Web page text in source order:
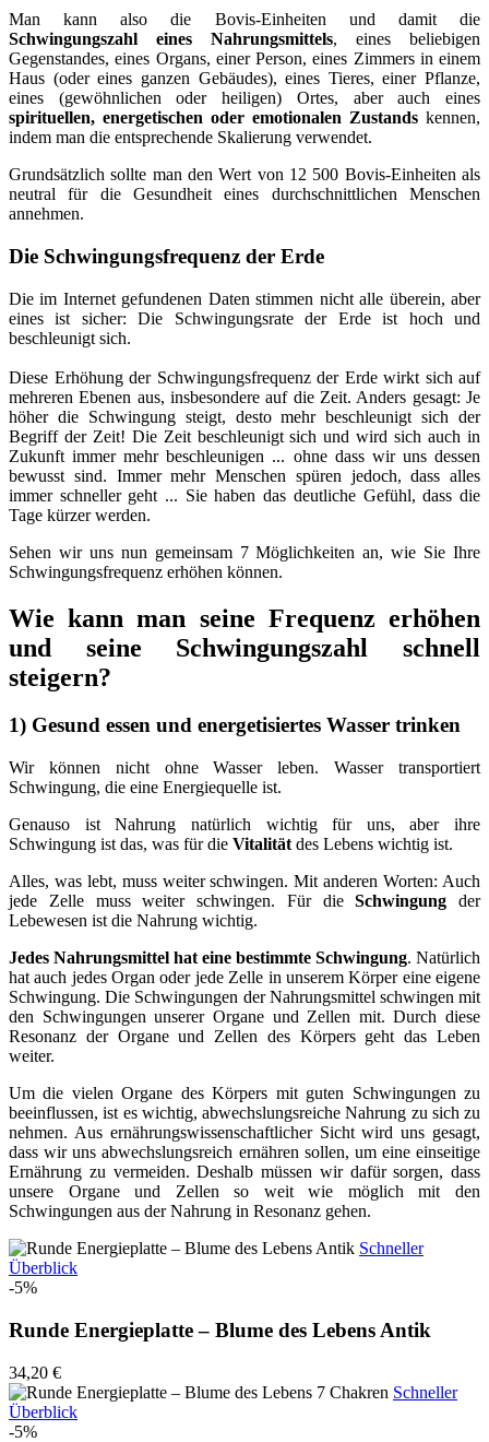
Man kann also die Bovis-Einheiten und damit die
Schwingungszahl eines Nahrungsmittels, eines beliebigen
Gegenstandes, eines Organs, einer Person, eines Zimmers in einem
Haus (oder eines ganzen Gebäudes), eines Tieres, einer Pflanze,
eines (gewöhnlichen oder heiligen) Ortes, aber auch eines
spirituellen, energetischen oder emotionalen Zustands kennen,
indem man die entsprechende Skalierung verwendet.
Grundsätzlich sollte man den Wert von 12 500 Bovis-Einheiten als
neutral für die Gesundheit eines durchschnittlichen Menschen
annehmen.
Die Schwingungsfrequenz der Erde
Die im Internet gefundenen Daten stimmen nicht alle überein, aber
eines ist sicher: Die Schwingungsrate der Erde ist hoch und
beschleunigt sich.
Diese Erhöhung der Schwingungsfrequenz der Erde wirkt sich auf
mehreren Ebenen aus, insbesondere auf die Zeit. Anders gesagt: Je
höher die Schwingung steigt, desto mehr beschleunigt sich der
Begriff der Zeit! Die Zeit beschleunigt sich und wird sich auch in
Zukunft immer mehr beschleunigen ... ohne dass wir uns dessen
bewusst sind. Immer mehr Menschen spüren jedoch, dass alles
immer schneller geht ... Sie haben das deutliche Gefühl, dass die
Tage kürzer werden.
Sehen wir uns nun gemeinsam 7 Möglichkeiten an, wie Sie Ihre
Schwingungsfrequenz erhöhen können.
Wie kann man seine Frequenz erhöhen
und seine Schwingungszahl schnell
steigern?
1) Gesund essen und energetisiertes Wasser trinken
Wir können nicht ohne Wasser leben. Wasser transportiert
Schwingung, die eine Energiequelle ist.
Genauso ist Nahrung natürlich wichtig für uns, aber ihre
Schwingung ist das, was für die Vitalität des Lebens wichtig ist.
Alles, was lebt, muss weiter schwingen. Mit anderen Worten: Auch
jede Zelle muss weiter schwingen. Für dieSchwingung der
Lebewesen ist die Nahrung wichtig.
Jedes Nahrungsmittel hat eine bestimmte Schwingung. Natürlich
hat auch jedes Organ oder jede Zelle in unserem Körper eine eigene
Schwingung. Die Schwingungen der Nahrungsmittel schwingen mit
den Schwingungen unserer Organe und Zellen mit. Durch diese
Resonanz der Organe und Zellen des Körpers geht das Leben
weiter.
Um die vielen Organe des Körpers mit guten Schwingungen zu
beeinflussen, ist es wichtig, abwechslungsreiche Nahrung zu sich zu
nehmen. Aus ernährungswissenschaftlicher Sicht wird uns gesagt,
dass wir uns abwechslungsreich ernähren sollen, um eine einseitige
Ernährung zu vermeiden. Deshalb müssen wir dafür sorgen, dass
unsere Organe und Zellen so weit wie möglich mit den
Schwingungen aus der Nahrung in Resonanz gehen.
Schneller
Überblick
-5%
Runde Energieplatte – Blume des Lebens Antik
34,20 €
Schneller
Überblick
-5%